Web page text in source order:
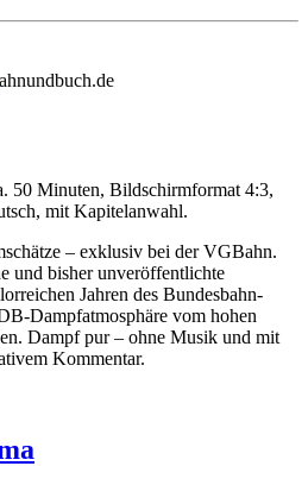
50 Minuten, Bildschirmformat 4:3,
mit Kapitelanwahl.
– exklusiv bei der VGBahn.
und bisher unveröffentlichte
Jahren des Bundesbahn-
Dampfatmosphäre vom hohen
Dampf pur – ohne Musik und mit
Kommentar.